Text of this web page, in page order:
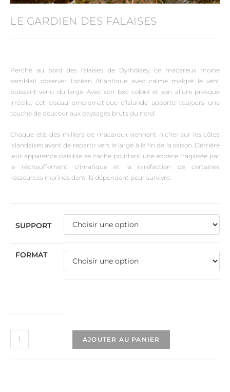
LE GARDIEN DES FALAISES
Perché au bord des falaises de Dyrhólaey, ce macareux moine
semblait observer l’océan Atlantique avec calme malgré le vent
puissant venu du large. Avec son bec coloré et son allure presque
irréelle, cet oiseau emblématique d’Islande apporte toujours une
touche de douceur aux paysages bruts du nord.
Chaque été, des milliers de macareux viennent nicher sur les côtes
islandaises avant de repartir vers le large à la fin de la saison. Derrière
leur apparence paisible se cache pourtant une espèce fragilisée par
le réchauffement climatique et la raréfaction de certaines
ressources marines dont ils dépendent pour survivre.
SUPPORT
FORMAT
AJOUTER AU PANIER